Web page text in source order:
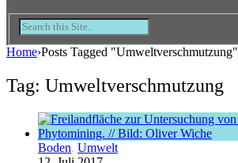
Home›Posts Tagged "Umweltverschmutzung"
Tag: Umweltverschmutzung
Boden, Umwelt